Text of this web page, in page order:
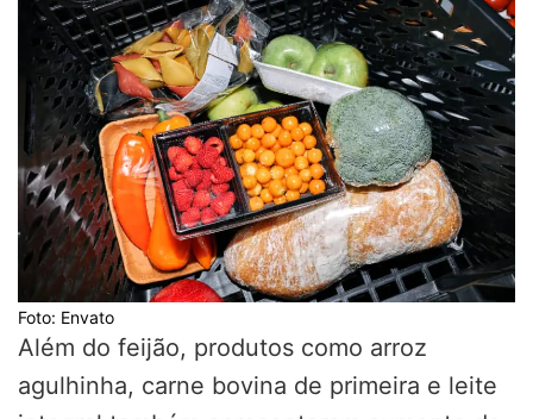
Foto: Envato
Além do feijão, produtos como arroz
agulhinha, carne bovina de primeira e leite